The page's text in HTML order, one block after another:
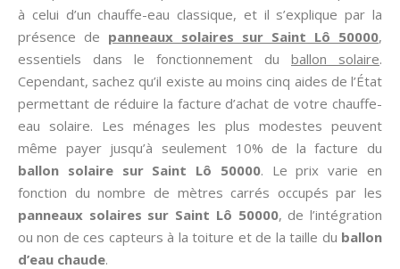
à celui d’un chauffe-eau classique, et il s’explique par la
présence de panneaux solaires sur Saint Lô 50000,
essentiels dans le fonctionnement du ballon solaire.
Cependant, sachez qu’il existe au moins cinq aides de l’État
permettant de réduire la facture d’achat de votre chauffe-
eau solaire. Les ménages les plus modestes peuvent
même payer jusqu’à seulement 10% de la facture du
ballon solaire sur Saint Lô 50000. Le prix varie en
fonction du nombre de mètres carrés occupés par les
panneaux solaires sur Saint Lô 50000, de l’intégration
ou non de ces capteurs à la toiture et de la taille du ballon
d’eau chaude.